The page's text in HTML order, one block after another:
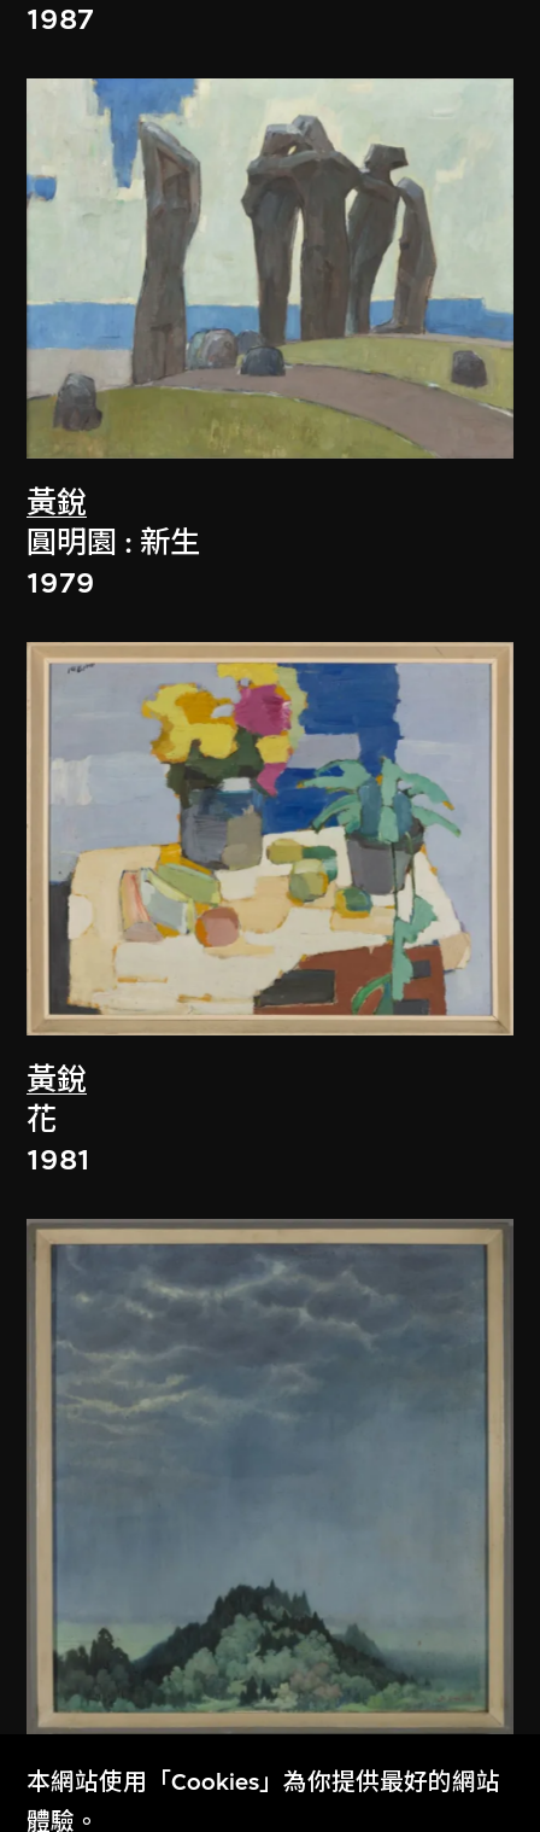
1987
黃銳
圓明園 : 新生
1979
黃銳
花
1981
佚名 (中國內地)
無題
本網站使用「Cookies」為你提供最好的網站
體驗。